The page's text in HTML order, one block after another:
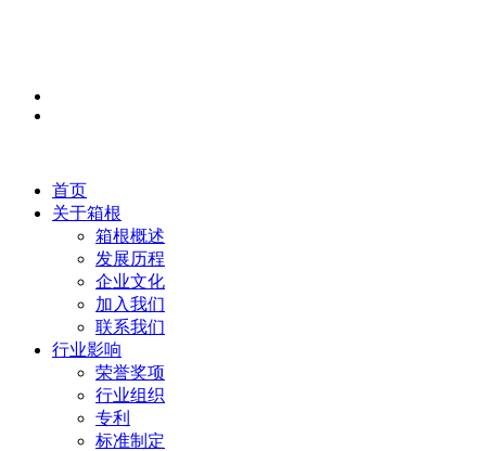
首页
关于箱根
箱根概述
发展历程
企业文化
加入我们
联系我们
行业影响
荣誉奖项
行业组织
专利
标准制定